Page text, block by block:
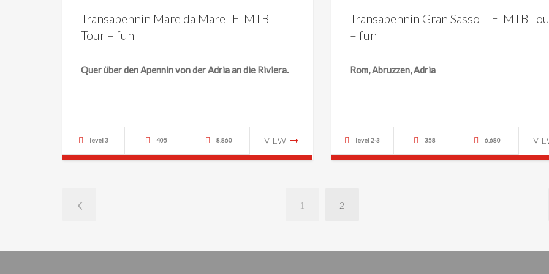
Transapennin Mare da Mare- E-MTB
Tour – fun
Quer über den Apennin von der Adria an die Riviera.
level 3 405 8.860 VIEW
Transapennin Gran Sasso – E-MTB
– fun
Rom, Abruzzen, Adria
level 2-3 358 6.680
1 2